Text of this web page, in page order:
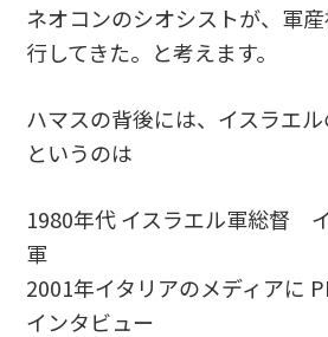
ネオコンのシオシストが、軍
行してきた。と考えます。
ハマスの背後には、イスラエル
というのは
1980年代 イスラエル軍総督
軍
2001年イタリアのメディアに
インタビュー